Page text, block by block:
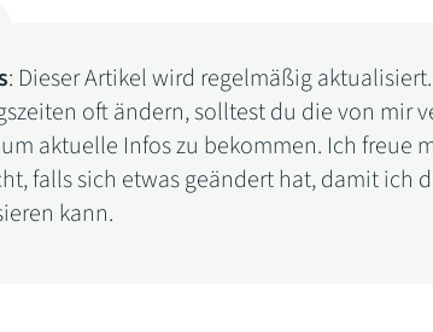
: Dieser Artikel wird regelmäßig
oft ändern, solltest du die von mir
aktuelle Infos zu bekommen. Ich freue
falls sich etwas geändert hat, damit ich
kann.